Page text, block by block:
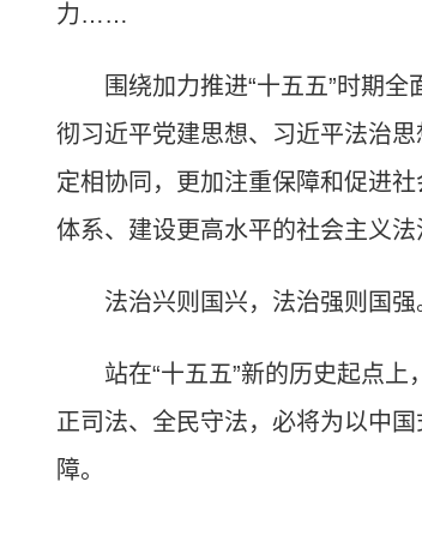
力……
围绕加力推进“十五五”时期全
彻习近平党建思想、习近平法治
定相协同，更加注重保障和促进
体系、建设更高水平的社会主义法
法治兴则国兴，法治强则国强
站在“十五五”新的历史起点上
正司法、全民守法，必将为以中
障。